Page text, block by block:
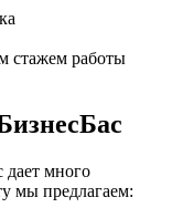
стажем работы
дает много
мы предлагаем: